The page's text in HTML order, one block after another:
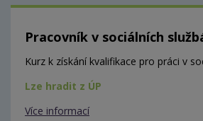
Pracovník v sociálních
Kurz k získání kvalifikace pro práci v
Lze hradit z ÚP
Více informací